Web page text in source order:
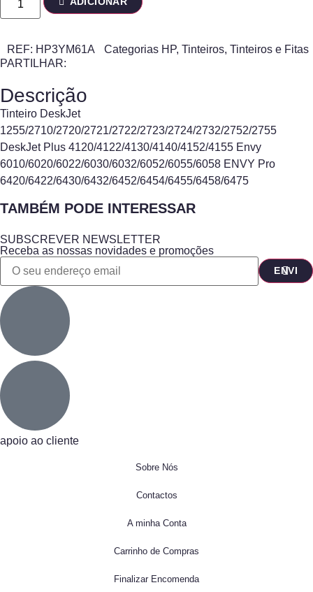
REF: HP3YM61A Categorias HP, Tinteiros, Tinteiros e Fitas
PARTILHAR:
Descrição
Tinteiro DeskJet
1255/2710/2720/2721/2722/2723/2724/2732/2752/2755
DeskJet Plus 4120/4122/4130/4140/4152/4155 Envy
6010/6020/6022/6030/6032/6052/6055/6058 ENVY Pro
6420/6422/6430/6432/6452/6454/6455/6458/6475
TAMBÉM PODE INTERESSAR
SUBSCREVER NEWSLETTER
Receba as nossas novidades e promoções
apoio ao cliente
Sobre Nós
Contactos
A minha Conta
Carrinho de Compras
Finalizar Encomenda